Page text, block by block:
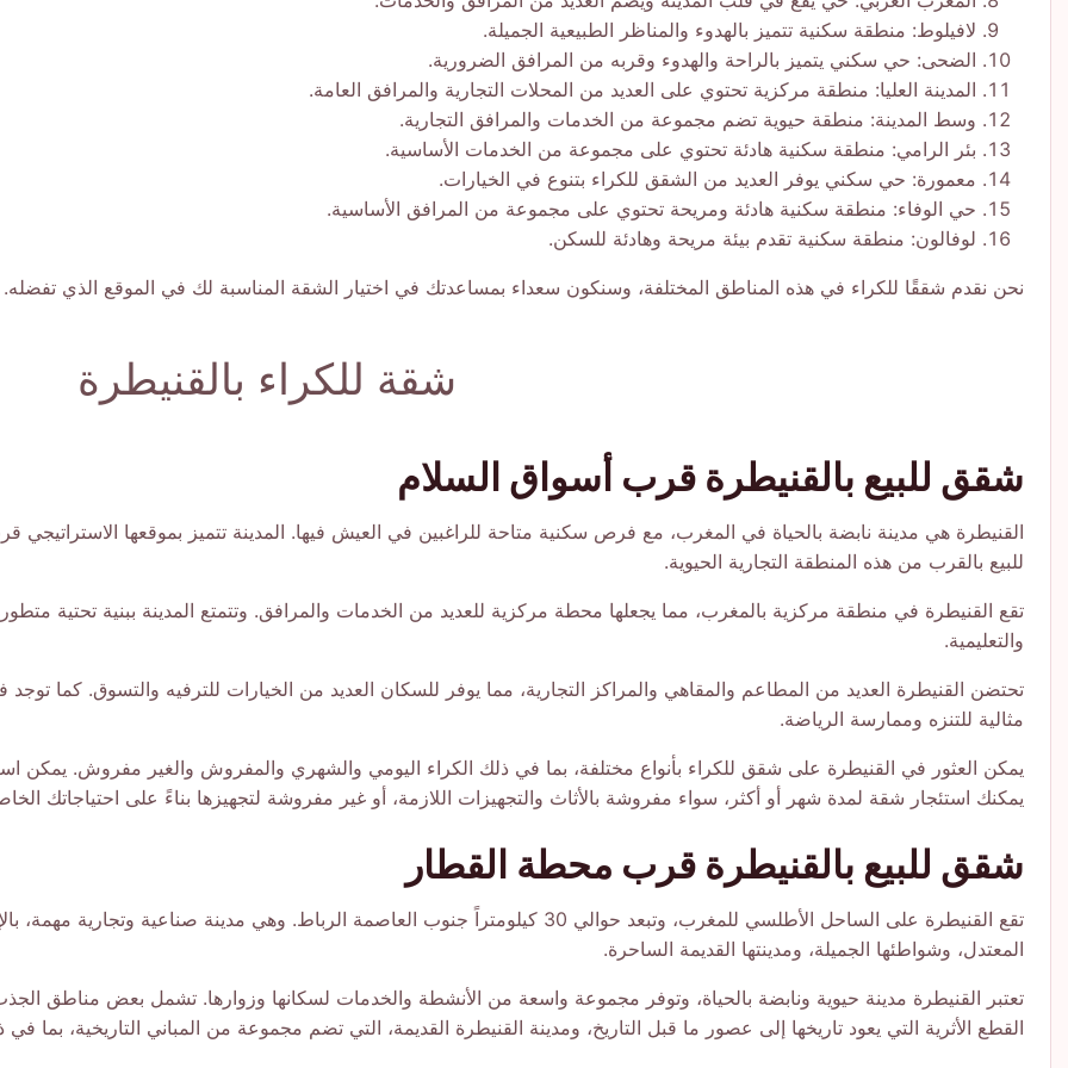
لافيلوط: منطقة سكنية تتميز بالهدوء والمناظر الطبيعية الجميلة.
الضحى: حي سكني يتميز بالراحة والهدوء وقربه من المرافق الضرورية.
المدينة العليا: منطقة مركزية تحتوي على العديد من المحلات التجارية والمرافق العامة.
وسط المدينة: منطقة حيوية تضم مجموعة من الخدمات والمرافق التجارية.
بئر الرامي: منطقة سكنية هادئة تحتوي على مجموعة من الخدمات الأساسية.
معمورة: حي سكني يوفر العديد من الشقق للكراء بتنوع في الخيارات.
حي الوفاء: منطقة سكنية هادئة ومريحة تحتوي على مجموعة من المرافق الأساسية.
لوفالون: منطقة سكنية تقدم بيئة مريحة وهادئة للسكن.
نحن نقدم شققًا للكراء في هذه المناطق المختلفة، وسنكون سعداء بمساعدتك في اختيار الشقة المناسبة لك في الموقع الذي تفضله.
شقة للكراء بالقنيطرة
شقق للبيع بالقنيطرة قرب أسواق السلام
القنيطرة هي مدينة نابضة بالحياة في المغرب، مع فرص سكنية متاحة للراغبين في العيش فيها. المدينة تتميز بموقعها
للبيع بالقرب من هذه المنطقة التجارية الحيوية.
تقع القنيطرة في منطقة مركزية بالمغرب، مما يجعلها محطة مركزية للعديد من الخدمات والمرافق. وتتمتع المدينة ببنية تحتية
والتعليمية.
تحتضن القنيطرة العديد من المطاعم والمقاهي والمراكز التجارية، مما يوفر للسكان العديد من الخيارات للترفيه والتسوق. كما توجد
مثالية للتنزه وممارسة الرياضة.
يمكن العثور في القنيطرة على شقق للكراء بأنواع مختلفة، بما في ذلك الكراء اليومي والشهري والمفروش والغير مفروش. يمكن
يمكنك استئجار شقة لمدة شهر أو أكثر، سواء مفروشة بالأثاث والتجهيزات اللازمة، أو غير مفروشة لتجهيزها بناءً على احتياجاتك
شقق للبيع بالقنيطرة قرب محطة القطار
تقع القنيطرة على الساحل الأطلسي للمغرب، وتبعد حوالي 30 كيلومتراً جنوب العاصمة الرباط. وهي
المعتدل، وشواطئها الجميلة، ومدينتها القديمة الساحرة.
تعتبر القنيطرة مدينة حيوية ونابضة بالحياة، وتوفر مجموعة واسعة من الأنشطة والخدمات لسكانها وزوارها. تشمل بعض مناطق
القطع الأثرية التي يعود تاريخها إلى عصور ما قبل التاريخ، ومدينة القنيطرة القديمة، التي تضم مجموعة من المباني التاريخية، بما